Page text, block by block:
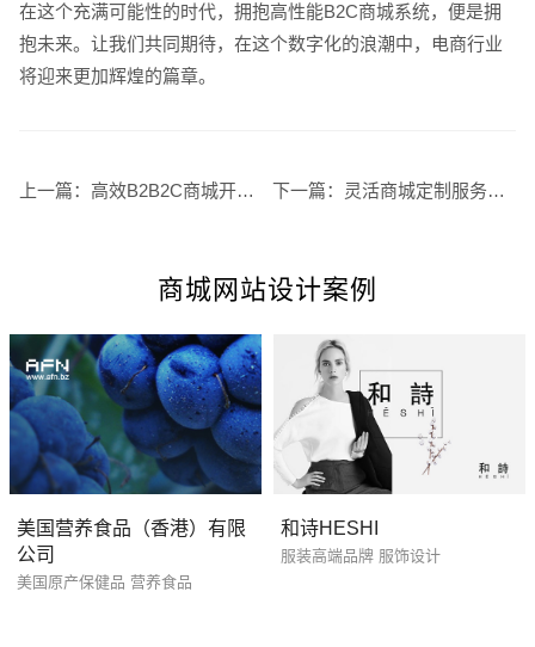
在这个充满可能性的时代，拥抱高性能B2C商城系统，便是拥
抱未来。让我们共同期待，在这个数字化的浪潮中，电商行业
将迎来更加辉煌的篇章。
上一篇： 高效B2B2C商城开发，优化业务流程 下一篇： 灵活商城定制服务，满足多种业务需求
商城网站设计案例
美国营养食品（香港）有限
公司
美国原产保健品 营养食品
和诗HESHI
服装高端品牌 服饰设计